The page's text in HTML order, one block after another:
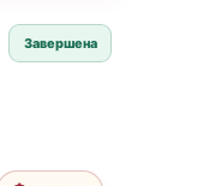
Завершена